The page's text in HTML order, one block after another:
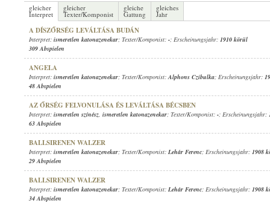
gleicher
Interpret
gleicher
Texter/Komponist
gleiche
Gattung
gleiches
Jahr
A DÍSZŐRSÉG LEVÁLTÁSA BUDÁN
Interpret: ismeretlen katonazenekar; Texter/Komponist: -; Erscheinungsjahr: 1910 körül
309 Abspielen
ANGELA
Interpret: ismeretlen katonazenekar; Texter/Komponist:Alphons Czibulka; Erscheinungsjahr:
48 Abspielen
AZ ŐRSÉG FELVONULÁSA ÉS LEVÁLTÁSA BÉCSBEN
Interpret: ismeretlen színész, ismeretlen katonazenekar; Texter/Komponist: -; Erscheinungsjahr:
63 Abspielen
BALLSIRENEN WALZER
Interpret: ismeretlen katonazenekar; Texter/Komponist: Lehár Ferenc; Erscheinungsjahr: 1908
29 Abspielen
BALLSIRENEN WALZER
Interpret: ismeretlen katonazenekar; Texter/Komponist: Lehár Ferenc; Erscheinungsjahr: 1908
34 Abspielen